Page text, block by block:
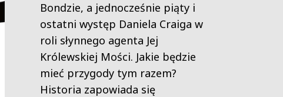
Bondzie, a jednocześnie piąty i
ostatni występ Daniela Craiga w
roli słynnego agenta Jej
Królewskiej Mości. Jakie będzie
mieć przygody tym razem?
Historia zapowiada się